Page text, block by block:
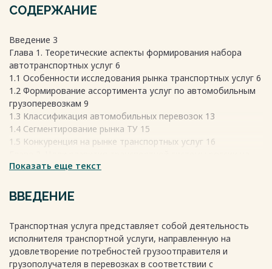
СОДЕРЖАНИЕ
Введение 3
Глава 1. Теоретические аспекты формирования набора
автотранспортных услуг 6
1.1 Особенности исследования рынка транспортных услуг 6
1.2 Формирование ассортимента услуг по автомобильным
грузоперевозкам 9
1.3 Классификация автомобильных перевозок 13
1.4 Сегментирование рынка ТУ 15
1.5 Конкуренция на рынке транспортных услуг 16
период до 2030 года 20
26
3.1 Организация и управление перевозками грузов 26
3.3 Подвижной состав предприятия 30
3.4 Расчёт технико-эксплуатационных показателей по
маршрутам ООО «АВТОКАР-2» 32
Показать еще текст
ВВЕДЕНИЕ
Транспортная услуга представляет собой деятельность
исполнителя транспортной услуги, направленную на
удовлетворение потребностей грузоотправителя и
грузополучателя в перевозках в соответствии с